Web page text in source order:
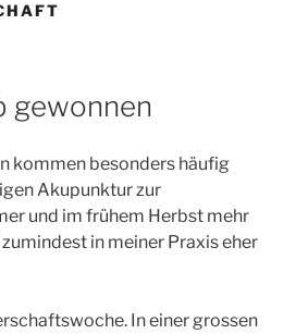
gewonnen
kommen besonders häufig
Akupunktur zur
und im frühem Herbst mehr
in meiner Praxis eher
In einer grossen